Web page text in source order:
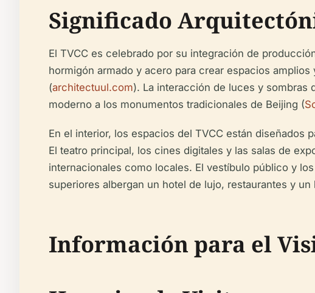
Significado
El TVCC es celebrado por su integración de
hormigón armado y acero para crear espacios
(architectuul.com). La interacción de luces y sombras
moderno a los monumentos tradicionales de Beijing (
En el interior, los espacios del TVCC están
El teatro principal, los cines digitales y las salas de
internacionales como locales. El vestíbulo público y
superiores albergan un hotel de lujo, restaurantes y
Información para el